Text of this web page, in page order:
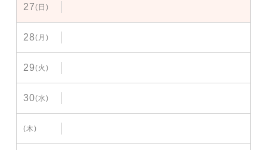
27(日)
28(月)
29(火)
30(水)
(木)